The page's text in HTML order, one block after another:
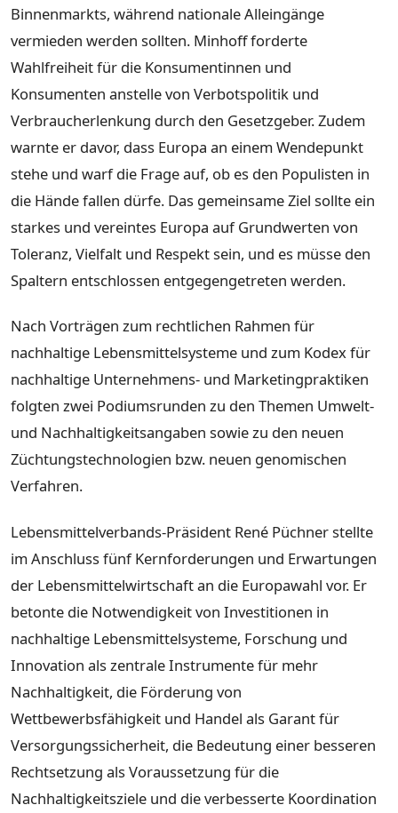
Binnenmarkts, während nationale Alleingänge
vermieden werden sollten. Minhoff forderte
Wahlfreiheit für die Konsumentinnen und
Konsumenten anstelle von Verbotspolitik und
Verbraucherlenkung durch den Gesetzgeber. Zudem
warnte er davor, dass Europa an einem Wendepunkt
stehe und warf die Frage auf, ob es den Populisten in
die Hände fallen dürfe. Das gemeinsame Ziel sollte ein
starkes und vereintes Europa auf Grundwerten von
Toleranz, Vielfalt und Respekt sein, und es müsse den
Spaltern entschlossen entgegengetreten werden.
Nach Vorträgen zum rechtlichen Rahmen für
nachhaltige Lebensmittelsysteme und zum Kodex für
nachhaltige Unternehmens- und Marketingpraktiken
folgten zwei Podiumsrunden zu den Themen Umwelt-
und Nachhaltigkeitsangaben sowie zu den neuen
Züchtungstechnologien bzw. neuen genomischen
Verfahren.
Lebensmittelverbands-Präsident René Püchner stellte
im Anschluss fünf Kernforderungen und Erwartungen
der Lebensmittelwirtschaft an die Europawahl vor. Er
betonte die Notwendigkeit von Investitionen in
nachhaltige Lebensmittelsysteme, Forschung und
Innovation als zentrale Instrumente für mehr
Nachhaltigkeit, die Förderung von
Wettbewerbsfähigkeit und Handel als Garant für
Versorgungssicherheit, die Bedeutung einer besseren
Rechtsetzung als Voraussetzung für die
Nachhaltigkeitsziele und die verbesserte Koordination